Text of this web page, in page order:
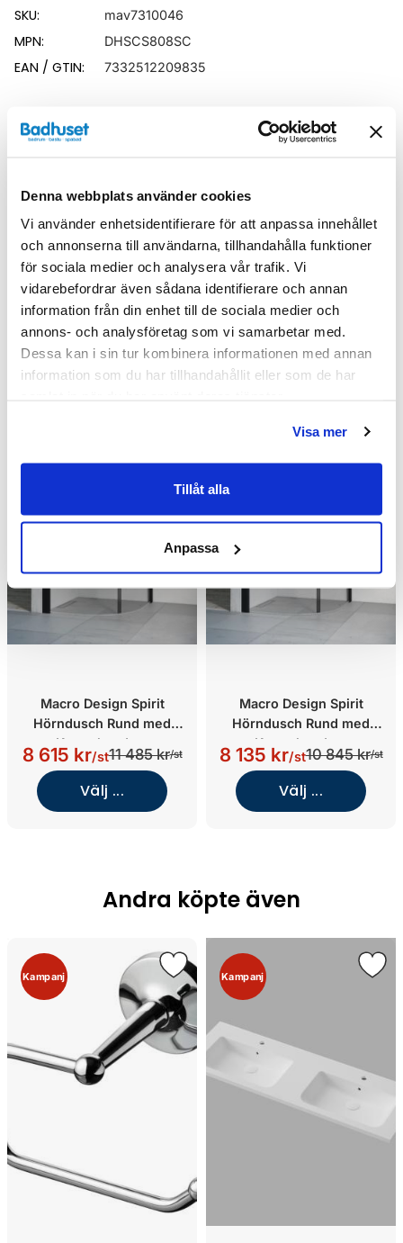
Denna webbplats använder cookies
Vi använder enhetsidentifierare för att anpassa innehållet
och annonserna till användarna, tillhandahålla funktioner
för sociala medier och analysera vår trafik. Vi
vidarebefordrar även sådana identifierare och annan
information från din enhet till de sociala medier och
annons- och analysföretag som vi samarbetar med.
Dessa kan i sin tur kombinera informationen med annan
information som du har tillhandahållit eller som de har
Visa mer
Tillåt alla
Anpassa
SKU: mav7310046
MPN: DHSCS808SC
EAN / GTIN: 7332512209835
Relaterade kategorier
Duschar
Liknande produkter
Macro Design Spirit
Hörndusch Rund med
Knopphandtag
(700x1000/Ice/Svart)
8 615 kr/st11 485 kr/st
Välj ...
Macro Design Spirit
Hörndusch Rund med
Knopphandtag
(900x900/Klarglas/Svart)
8 135 kr/st10 845 kr/st
Välj ...
Andra köpte även
Kampanj Kampanj